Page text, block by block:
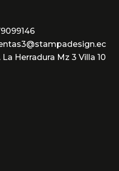
Herradura Mz 3 Villa 10